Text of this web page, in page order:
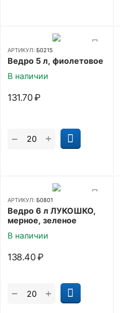
АРТИКУЛ: Б0215
Ведро 5 л, фиолетовое
В наличии
131.70₽
+
−
АРТИКУЛ: Б0801
Ведро 6 л ЛУКОШКО,
мерное, зеленое
В наличии
138.40₽
+
−